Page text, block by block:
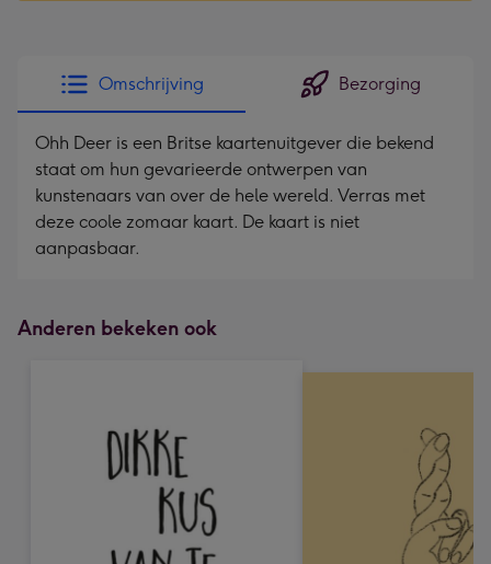
Dimensions:
118
x
166
mm
Omschrijving Bezorging
Ohh Deer is een Britse kaartenuitgever die bekend
staat om hun gevarieerde ontwerpen van
kunstenaars van over de hele wereld. Verras met
deze coole zomaar kaart. De kaart is niet
aanpasbaar.
Anderen bekeken ook